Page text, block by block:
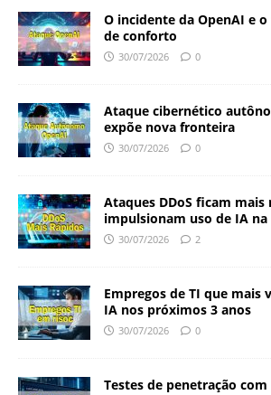
O incidente da OpenAI e
de conforto
30/07/2026 0
Ataque cibernético
expõe nova fronteira
30/07/2026 0
Ataques DDoS ficam mais
impulsionam uso de IA na
30/07/2026 2
Empregos de TI que mais
IA nos próximos 3 anos
30/07/2026 0
Testes de penetração